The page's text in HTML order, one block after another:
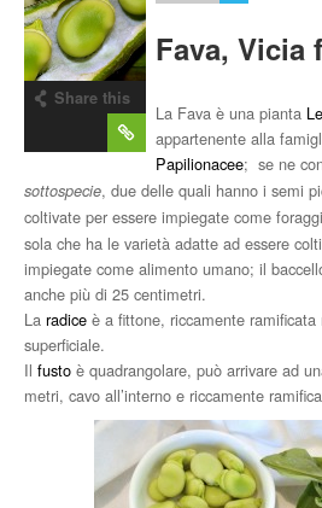
Share this
Fava, Vicia
La Fava è una pianta
appartenente alla
Papilionacee; se ne
sottospecie, due delle quali hanno i semi
coltivate per essere impiegate come
sola che ha le varietà adatte ad essere
impiegate come alimento umano; il
anche più di 25 centimetri.
La radice è a fittone, riccamente
superficiale.
Il fusto è quadrangolare, può arrivare ad
metri, cavo all’interno e riccamente